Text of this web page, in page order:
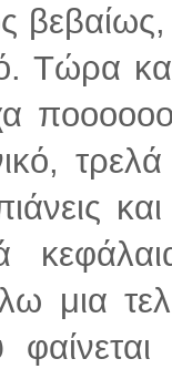
Τώρα
μια